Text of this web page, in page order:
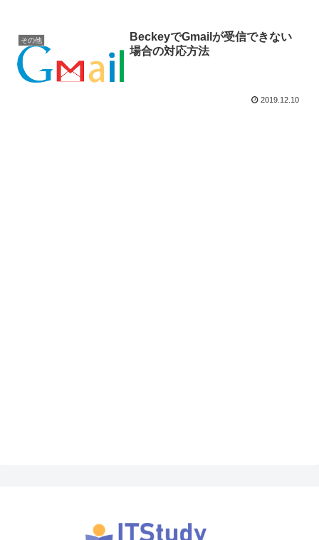
その他
BeckeyでGmailが受信できない
場合の対応方法
2019.12.10